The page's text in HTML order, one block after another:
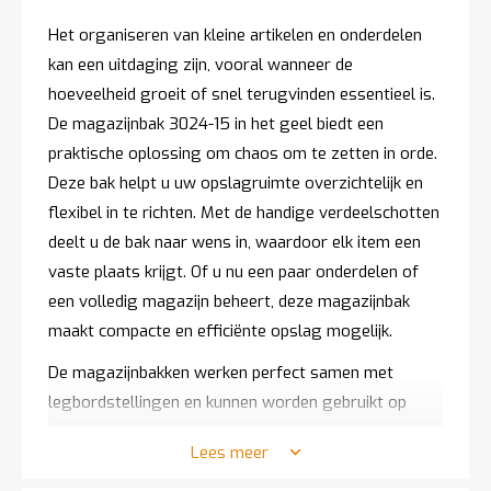
account
Het organiseren van kleine artikelen en onderdelen
kan een uitdaging zijn, vooral wanneer de
hoeveelheid groeit of snel terugvinden essentieel is.
De magazijnbak 3024-15 in het geel biedt een
praktische oplossing om chaos om te zetten in orde.
Deze bak helpt u uw opslagruimte overzichtelijk en
flexibel in te richten. Met de handige verdeelschotten
deelt u de bak naar wens in, waardoor elk item een
vaste plaats krijgt. Of u nu een paar onderdelen of
een volledig magazijn beheert, deze magazijnbak
maakt compacte en efficiënte opslag mogelijk.
De magazijnbakken werken perfect samen met
legbordstellingen en kunnen worden gebruikt op
Daarnaast zijn ze ideaal voor magazijnwagens, zodat
Lees meer